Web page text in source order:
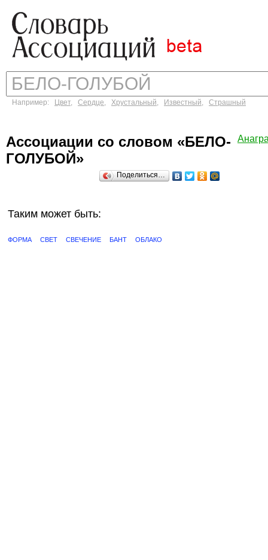
Например: Цвет, Сердце, Хрустальный, Известный, Страшный
Ассоциации со словом «БЕЛО-
ГОЛУБОЙ»
Поделиться…
Таким может быть:
ФОРМА СВЕТ СВЕЧЕНИЕ БАНТ ОБЛАКО